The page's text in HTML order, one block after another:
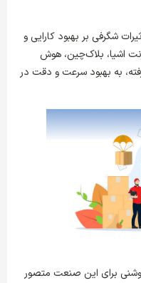
شگرفی بر بهبود کارایی و
اشیا، بلاک‌چین، هوش
به بهبود سرعت و دقت در
برای این صنعت متصور